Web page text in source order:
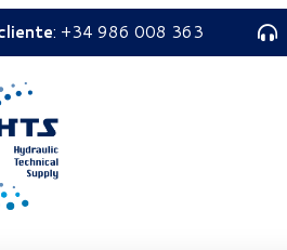
: +34 986 008 363